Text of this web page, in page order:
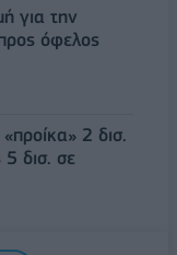
για την
όφελος
2 δισ.
δισ. σε